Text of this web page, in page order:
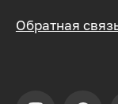
Обратная